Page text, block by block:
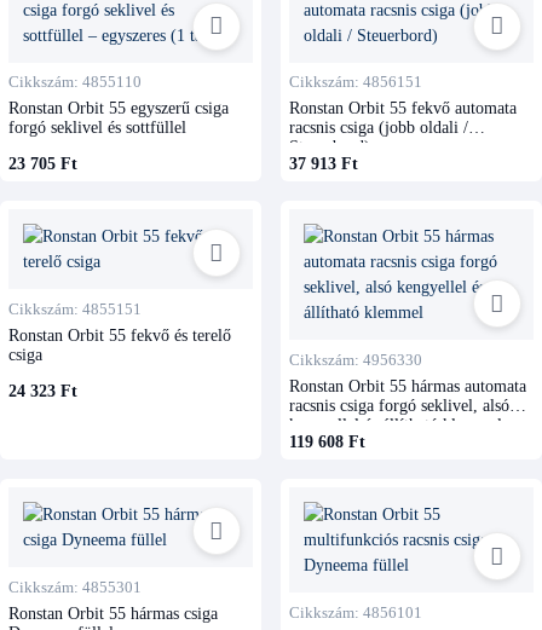
Cikkszám: 4855110
Ronstan Orbit 55 egyszerű csiga
forgó seklivel és sottfüllel
23 705 Ft
Cikkszám: 4856151
Ronstan Orbit 55 fekvő automata
racsnis csiga (jobb oldali /
Steuerbord)
37 913 Ft
Cikkszám: 4855151
Ronstan Orbit 55 fekvő és terelő
csiga
24 323 Ft
Cikkszám: 4956330
Ronstan Orbit 55 hármas automata
racsnis csiga forgó seklivel, alsó
kengyellel és állítható klemmel
119 608 Ft
Cikkszám: 4855301
Ronstan Orbit 55 hármas csiga
Cikkszám: 4856101